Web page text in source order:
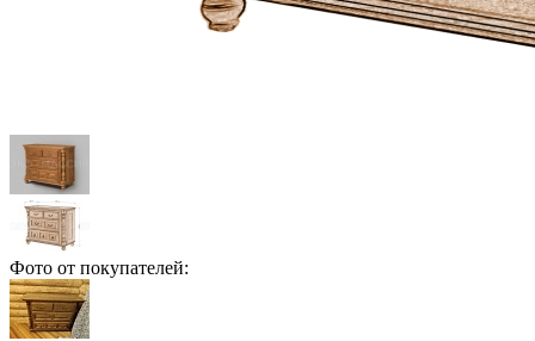
Фото от покупателей: